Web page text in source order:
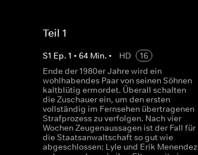
Teil 1
S1 Ep. 1 • 64 Min. • HD
16
Ende der 1980er Jahre wird ein
wohlhabendes Paar von seinen Söhnen
kaltblütig ermordet. Überall schalten
die Zuschauer ein, um den ersten
vollständig im Fernsehen übertragenen
Strafprozess zu verfolgen. Nach vier
Wochen Zeugenaussagen ist der Fall für
die Staatsanwaltschaft so gut wie
abgeschlossen: Lyle und Erik Menendez